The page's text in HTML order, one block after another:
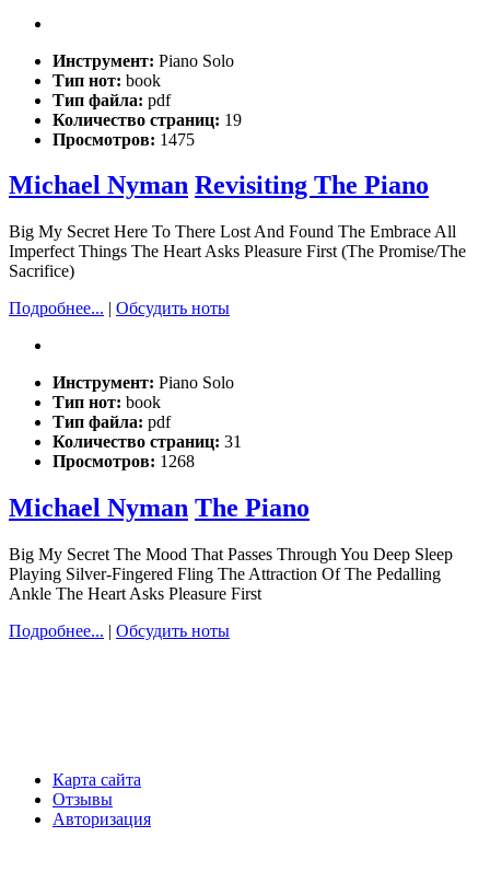
Инструмент: Piano Solo
Тип нот: book
Тип файла: pdf
Количество страниц: 19
Просмотров: 1475
Michael Nyman Revisiting The Piano
Big My Secret Here To There Lost And Found The Embrace All
Imperfect Things The Heart Asks Pleasure First (The Promise/The
Sacrifice)
Подробнее... | Обсудить ноты
Инструмент: Piano Solo
Тип нот: book
Тип файла: pdf
Количество страниц: 31
Просмотров: 1268
Michael Nyman The Piano
Big My Secret The Mood That Passes Through You Deep Sleep
Playing Silver-Fingered Fling The Attraction Of The Pedalling
Ankle The Heart Asks Pleasure First
Подробнее... | Обсудить ноты
Карта сайта
Отзывы
Авторизация